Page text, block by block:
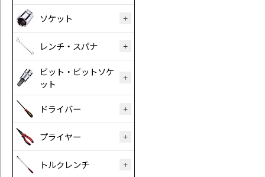
ソケット
レンチ・スパナ
ビット・ビットソケ
ット
ドライバー
プライヤー
トルクレンチ